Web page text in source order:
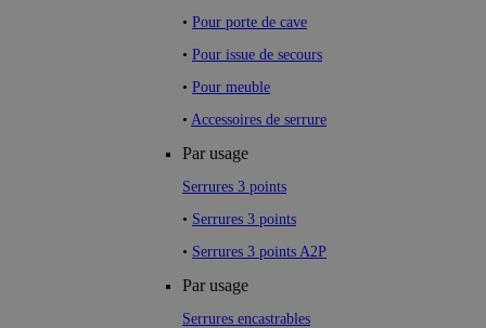
• Pour porte de cave
• Pour issue de secours
• Pour meuble
• Accessoires de serrure
Par usage
Serrures 3 points
• Serrures 3 points
• Serrures 3 points A2P
Par usage
Serrures encastrables